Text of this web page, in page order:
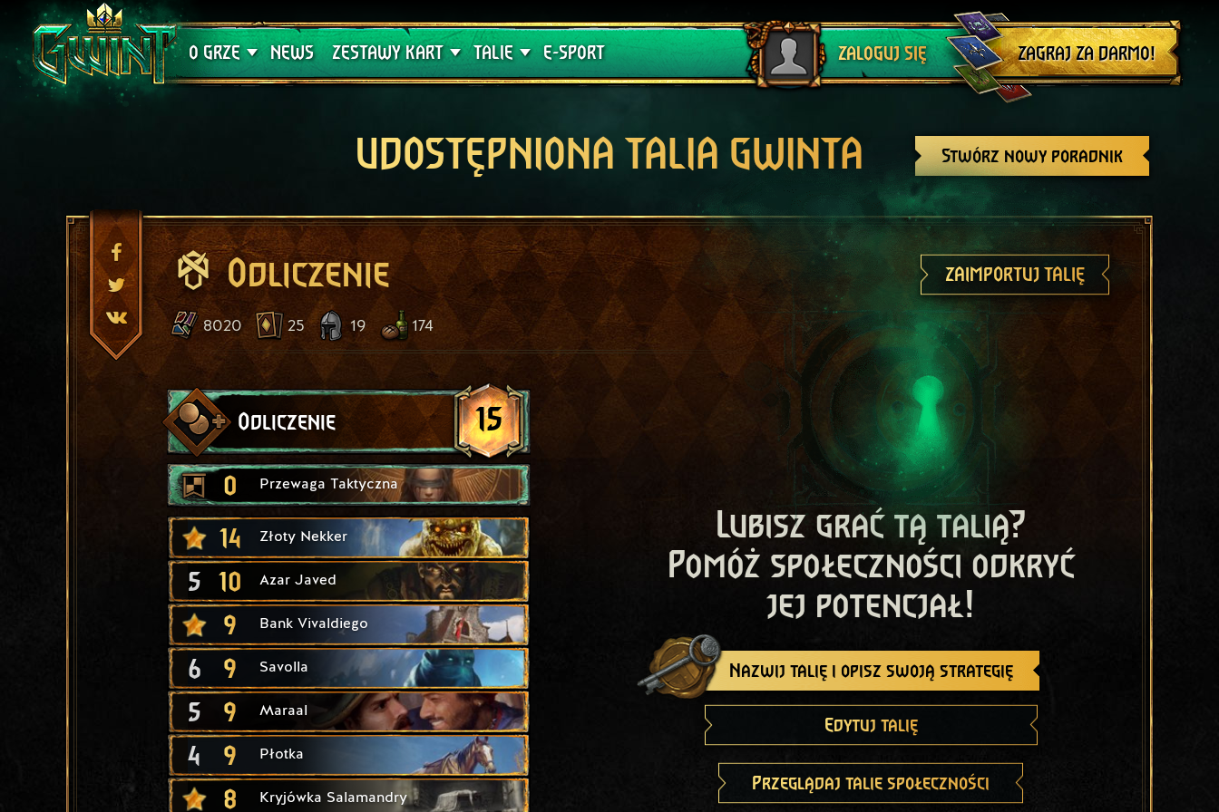
O GRZE
Wsparcie techniczne
NEWS ZESTAWY KART
Krwawa Klątwa
TALIE
Poradniki
E-SPORT ZALOGUJ SIĘ
Wyloguj się
ZAGRAJ ZA DARMO!
Stwórz nowy poradnik
UDOSTĘPNIONA TALIA GWINTA
Odliczenie ZAIMPORTUJ TALIĘ
8020 25 19 174
Odliczenie 15
0 Przewaga Taktyczna
14 Złoty Nekker
5 10 Azar Javed
9 Bank Vivaldiego
6 9 Savolla
5 9 Maraal
4 9 Płotka
8 Kryjówka Salamandry
Lubisz grać tą talią?
Pomóż społeczności odkryć
jej potencjał!
Nazwij talię i opisz swoją strategię
Edytuj talię
Przeglądaj talie społeczności